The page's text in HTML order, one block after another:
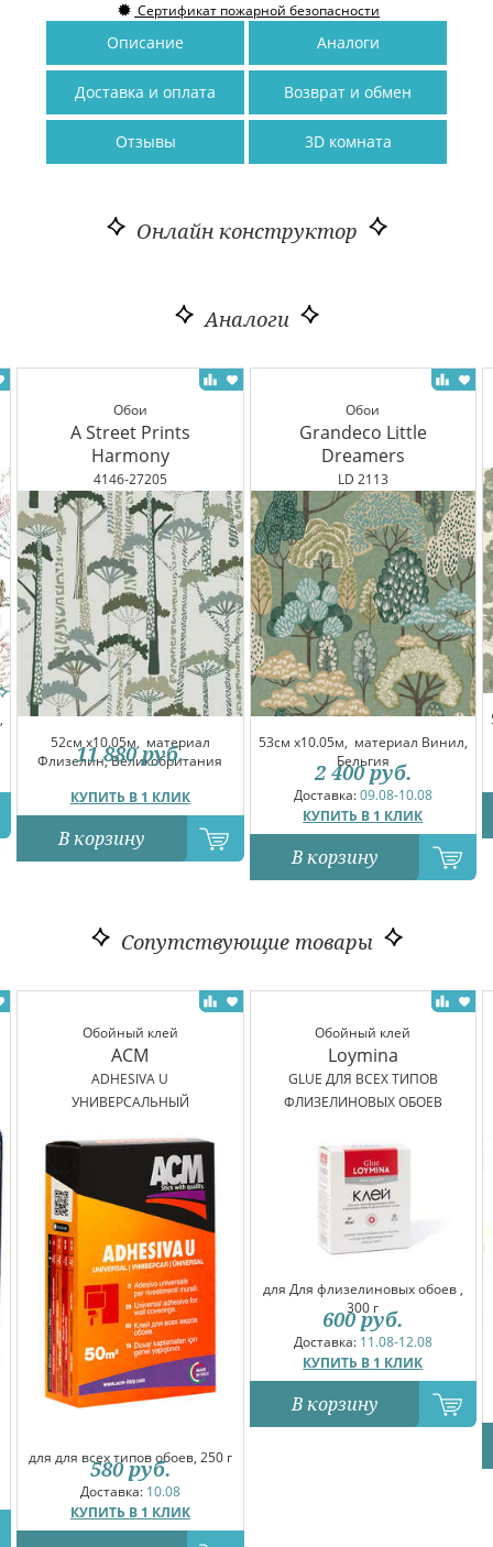
Сертификат пожарной безопасности
Описание Аналоги
Доставка и оплата Возврат и обмен
Отзывы 3D комната
Онлайн конструктор
Аналоги
Обои
A Street Prints
Harmony
4146-27205
52см x10.05м, материал
Флизелин, Великобритания
КУПИТЬ В 1 КЛИК
11 880 руб.
В корзину
Обои
Grandeco Little
Dreamers
LD 2113
53см x10.05м, материал Винил,
Бельгия
Доставка:09.08-10.08
КУПИТЬ В 1 КЛИК
2 400 руб.
В корзину
Сопутствующие товары
Обойный клей
ACM
ADHESIVA U
УНИВЕРСАЛЬНЫЙ
для для всех типов обоев, 250 г
Доставка: 10.08
КУПИТЬ В 1 КЛИК
580 руб.
Обойный клей
Loymina
GLUE ДЛЯ ВСЕХ ТИПОВ
ФЛИЗЕЛИНОВЫХ ОБОЕВ
для Для флизелиновых обоев ,
300 г
Доставка: 11.08-12.08
КУПИТЬ В 1 КЛИК
600 руб.
В корзину